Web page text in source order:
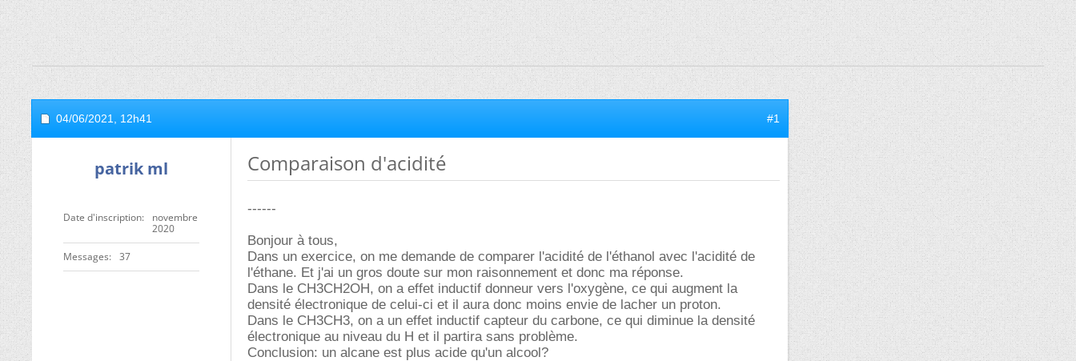
04/06/2021, 12h41 #1
patrik ml
Date d'inscription
novembre
2020
Messages 37
Comparaison d'acidité
------
Bonjour à tous,
Dans un exercice, on me demande de comparer l'acidité de l'éthanol avec l'acidité de
l'éthane. Et j'ai un gros doute sur mon raisonnement et donc ma réponse.
Dans le CH3CH2OH, on a effet inductif donneur vers l'oxygène, ce qui augment la
densité électronique de celui-ci et il aura donc moins envie de lacher un proton.
Dans le CH3CH3, on a un effet inductif capteur du carbone, ce qui diminue la densité
électronique au niveau du H et il partira sans problème.
Conclusion: un alcane est plus acide qu'un alcool?